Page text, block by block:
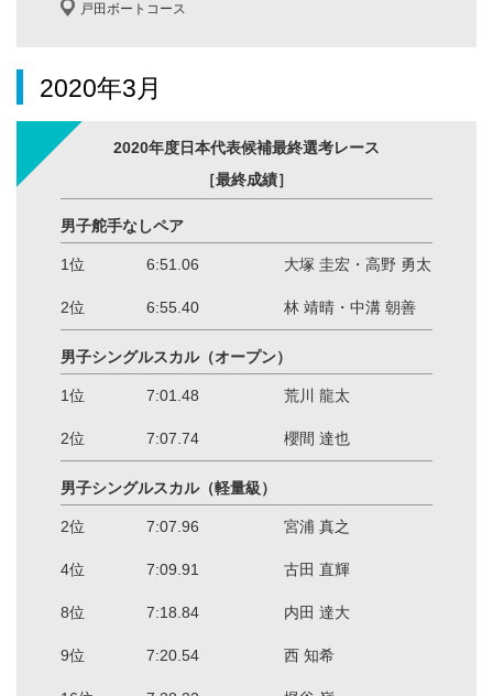
戸田ボートコース
2020年3月
2020年度日本代表候補最終選考レース
［最終成績］
男子舵手なしペア
1位 6:51.06 大塚 圭宏・高野 勇太
2位 6:55.40 林 靖晴・中溝 朝善
男子シングルスカル（オープン）
1位 7:01.48 荒川 龍太
2位 7:07.74 櫻間 達也
男子シングルスカル（軽量級）
2位 7:07.96 宮浦 真之
4位 7:09.91 古田 直輝
8位 7:18.84 内田 達大
9位 7:20.54 西 知希